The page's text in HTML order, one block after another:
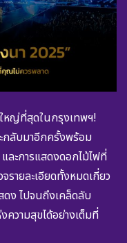
หญ่ที่สุดในกรุงเทพฯ!
กลับมาอีกครั้งพร้อม
ละการแสดงดอกไม้ไฟที่
รายละเอียดทั้งหมดเกี่ยว
ง ไปจนถึงเคล็ดลับ
วามสุขได้อย่างเต็มที่